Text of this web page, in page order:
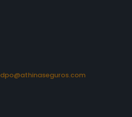
dpo@athinaseguros.com